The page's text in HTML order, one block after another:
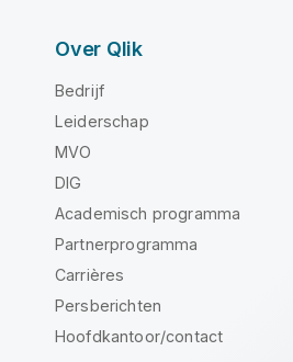
Over Qlik
Bedrijf
Leiderschap
MVO
DIG
Academisch programma
Partnerprogramma
Carrières
Persberichten
Hoofdkantoor/contact